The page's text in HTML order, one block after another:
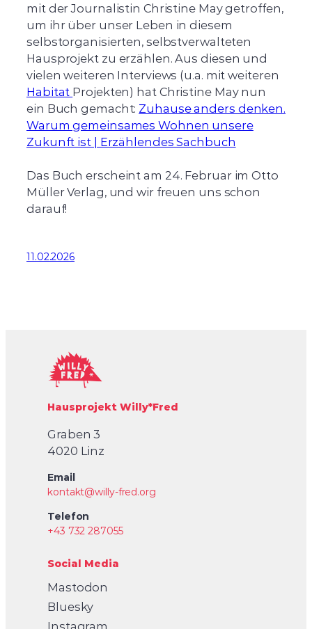
mit der Journalistin Christine May getroffen,
um ihr über unser Leben in diesem
selbstorganisierten, selbstverwalteten
Hausprojekt zu erzählen. Aus diesen und
vielen weiteren Interviews (u.a. mit weiteren
Habitat Projekten) hat Christine May nun
ein Buch gemacht: Zuhause anders denken.
Warum gemeinsames Wohnen unsere
Zukunft ist | Erzählendes Sachbuch
Das Buch erscheint am 24. Februar im Otto
Müller Verlag, und wir freuen uns schon
darauf!
11.02.2026
Hausprojekt Willy*Fred
Graben 3
4020 Linz
Email
kontakt@willy-fred.org
Telefon
+43 732 287055
Social Media
Mastodon
Bluesky